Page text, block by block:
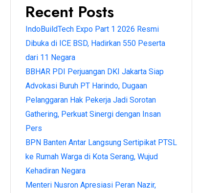
Recent Posts
IndoBuildTech Expo Part 1 2026 Resmi
Dibuka di ICE BSD, Hadirkan 550 Peserta
dari 11 Negara
BBHAR PDI Perjuangan DKI Jakarta Siap
Advokasi Buruh PT Harindo, Dugaan
Pelanggaran Hak Pekerja Jadi Sorotan
Gathering, Perkuat Sinergi dengan Insan
Pers
BPN Banten Antar Langsung Sertipikat PTSL
ke Rumah Warga di Kota Serang, Wujud
Kehadiran Negara
Menteri Nusron Apresiasi Peran Nazir,